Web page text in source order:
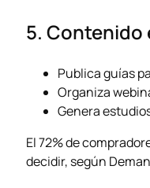
5.
Publica guías
Organiza
Genera
El 72% de
decidir, según